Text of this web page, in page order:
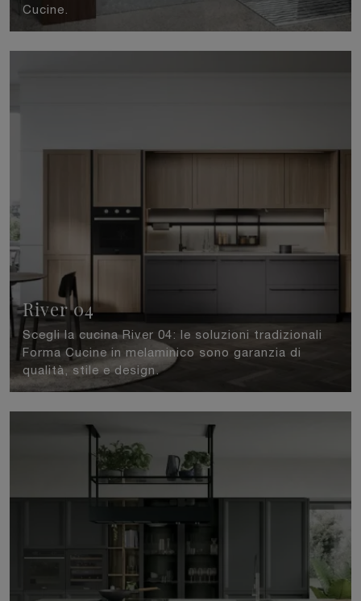
Cucine.
River 04
Scegli la cucina River 04: le soluzioni tradizionali
Forma Cucine in melaminico sono garanzia di
qualità, stile e design.